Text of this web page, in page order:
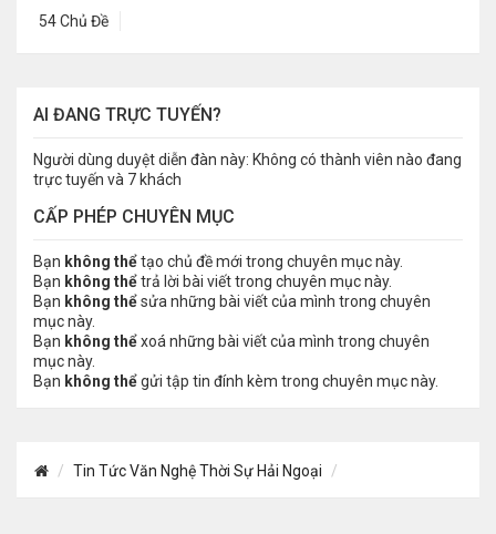
54 Chủ Đề
AI ĐANG TRỰC TUYẾN?
Người dùng duyệt diễn đàn này: Không có thành viên nào đang
trực tuyến và 7 khách
CẤP PHÉP CHUYÊN MỤC
Bạn không thểtạo chủ đề mới trong chuyên mục này.
Bạn không thểtrả lời bài viết trong chuyên mục này.
Bạn không thểsửa những bài viết của mình trong chuyên
mục này.
Bạn không thểxoá những bài viết của mình trong chuyên
mục này.
Bạn không thểgửi tập tin đính kèm trong chuyên mục này.
Tin Tức Văn Nghệ Thời Sự Hải Ngoại